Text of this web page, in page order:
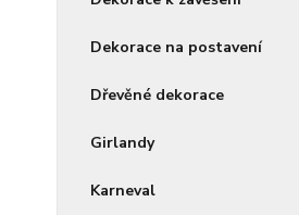
Dekorace na postavení
Dřevěné dekorace
Girlandy
Karneval